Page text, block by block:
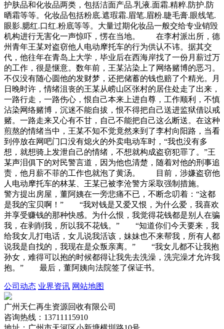
护肤品和化妆品两类，包括洁面产品.乳液.面霜.精粹.防护.防
晒霜等等。化妆品包括粉底.遮瑕霜.眉笔.眉粉.睫毛膏.眼线笔.
眼影.腮红.口红.粉底等等。大量过期化妆品一般交给专业销毁
机构进行无害化一声惊吓，愣在当地。 在李村派出所，德
州青年王某对盗窃他人电动摩托车的行为供认不讳。据其交
代，他往年在青岛上大学，毕业后在西海岸找了一份月薪过万
的工作，很是惬意。数年前，王某沾染上了网络赌博的恶习。
不仅没有随心圆他的发财梦，还把储蓄的钱也赔了个精光。月
日晚时许，情绪沮丧的王某从崂山区张村的居住处走了出来，
一路行走，一路伤心，恨自己本来上进自尊，工作顺利，不慎
沾染网络赌博，沉迷不能自拔，恨不得把自己送进监狱借以戒
赌。一路走来又心有不甘，自己不能把自己这么断送。在这种
煎熬的情绪当中，王某不知不觉竟然来到了李村向阳路，当看
到停放在网吧门口没有熄火的外卖电动车时，“我也没有多
想，就想骑上发泄自己的情绪，不想就构成盗窃犯罪了。”王
某声泪俱下的对民警言道，因为他也清楚，随着对他的刑事追
责，他月薪不菲的工作也就泡了黄汤。 目前，涉嫌盗窃他
人电动摩托车的林某、王某已被李沧警方采取强制措施。
警方提出房屋，董阿姨在一旁悲痛不已，不断念叨着：“这都
是我的宝贝啊！” “我对钱是又爱又恨，为什么爱，我喜欢
并享受赚钱的那种快感。为什么恨，我觉得花钱都是别人在骗
我，在剥削我，所以我不花钱。” “知道你们今天要来，我
给我女儿打电话，女儿说我活该，妹妹也不来帮我，所有人都
说我是自找的，我现在是众叛亲离。” “我女儿都不让我抱
孙女，难得可以抱的时候都得让我先去洗澡，洗完澡才允许我
抱。” 最后，董阿姨向法院签了保证书。
公司动态 业界资讯 网站地图
广州天仁再生资源回收有限公司
咨询热线：13711115910